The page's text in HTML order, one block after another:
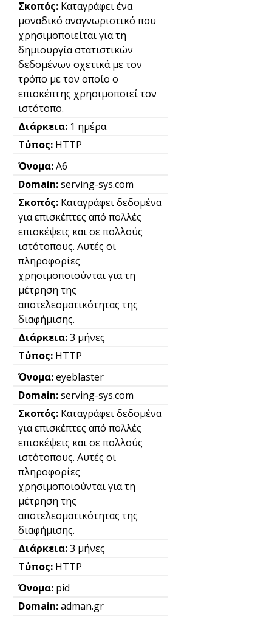
Καταγράφει ένα
μοναδικό αναγνωριστικό που
χρησιμοποιείται για τη
δημιουργία στατιστικών
δεδομένων σχετικά με τον
τρόπο με τον οποίο ο
επισκέπτης χρησιμοποιεί τον
ιστότοπο.
1 ημέρα
HTTP
A6
serving-sys.com
Καταγράφει δεδομένα
για επισκέπτες από πολλές
επισκέψεις και σε πολλούς
ιστότοπους. Αυτές οι
πληροφορίες
χρησιμοποιούνται για τη
μέτρηση της
αποτελεσματικότητας της
διαφήμισης.
3 μήνες
HTTP
eyeblaster
serving-sys.com
Καταγράφει δεδομένα
για επισκέπτες από πολλές
επισκέψεις και σε πολλούς
ιστότοπους. Αυτές οι
πληροφορίες
χρησιμοποιούνται για τη
μέτρηση της
αποτελεσματικότητας της
διαφήμισης.
3 μήνες
HTTP
pid
adman.gr